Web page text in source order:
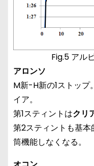
Fig.5 アル
アロンソ
M新-H新の1ストップ
イア。
第1スティントはクリ
第2スティントも基本
筒機能しなくなる。